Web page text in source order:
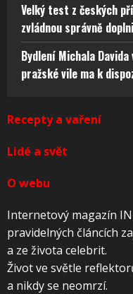
Velký test z českých
zvládnou správně
Bydlení Michala
pražské vile ma k
Recepty a vaření
Lidé a svět
O webu
Internetový magazín
pravidelných článcích
a ze života celebrit.
Život ve světle
a nikdy se neomrzí.